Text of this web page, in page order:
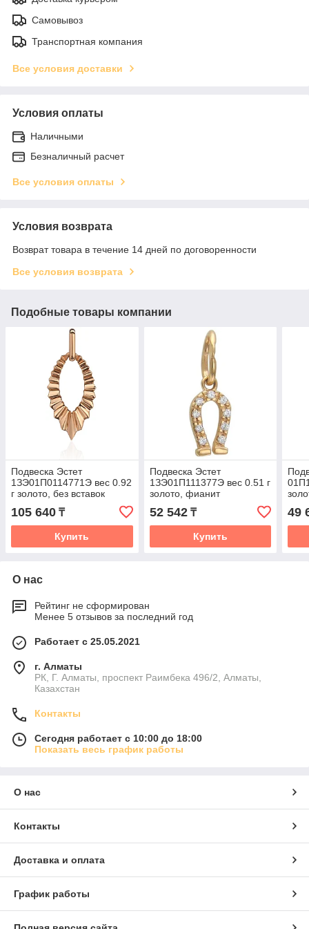
Самовывоз
Транспортная компания
Все условия доставки
Условия оплаты
Наличными
Безналичный расчет
Все условия оплаты
Условия возврата
Возврат товара в течение 14 дней по договоренности
Все условия возврата
Подобные товары компании
Подвеска Эстет
1ЗЭ01П0114771Э вес 0.92
г золото, без вставок
105 640 ₸
Купить
Подвеска Эстет
1ЗЭ01П111377Э вес 0.51 г
золото, фианит
52 542₸
Купить
49
О нас
Рейтинг не сформирован
Менее 5 отзывов за последний год
Работает с 25.05.2021
г. Алматы
РК, Г. Алматы, проспект Раимбека 496/2, Алматы,
Казахстан
Контакты
Сегодня работает с 10:00 до 18:00
Показать весь график работы
О нас
Контакты
Доставка и оплата
График работы